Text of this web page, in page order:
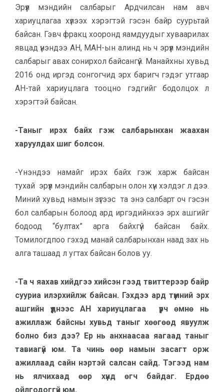
Эрүүл мэндийн салбарыг Ардчилсан нам авч
хариуцлагаа хүлээх хэрэгтэй гэсэн байр суурьтай
байсан. Гэвч фракц хооронд яамдуудыг хуваарилах
явцад үнэндээ АН, МАН-ын алинд нь ч эрүүл мэндийн
салбарыг авах сонирхол байсангүй. Манайхны хувьд
2016 онд иргэд сонгогчид эрх баригч гэдэг утгаар
АН-тай хариуцлага тооцно гэдгийг бодолцох л
хэрэгтэй байсан.
-Таныг ирэх байх гэж салбарынхан жаахан
харуулдах шиг болсон.
-Үнэндээ намайг ирэх байх гэж харж байсан
тухай эрүүл мэндийн салбарын олон хүн хэлдэг л дээ.
Миний хувьд намын зүгээс та энэ салбарт оч гэсэн
бол салбарын болоод ард иргэдийнхээ эрх ашгийг
бодоод “бултах” арга байхгүй байсан байх.
Томилогдпоо гэхэд манай салбарынхан наад зах нь
алга ташаад л угтах байсан болов уу.
-Та ч яахав хийдгээ хийсэн гээд твиттерээр байр
сууриа илэрхийлж байсан. Гэхдээ ард түмний эрх
ашгийн үүднээс АН хариуцлагаа үүрч өмнө нь
ажиллаж байсны хувьд таныг хөөгөөд явуулж
болно биз дээ? Ер нь анхнаасаа яагаад таныг
тавиагүй юм. Та чинь өөр намын засагт орж
ажиллаад сайн нэртэй салсан сайд. Тэгээд нам
нь ялчихаад өөр хүнд өгч байдаг. Ердөө
ойлгодоггүй юм.